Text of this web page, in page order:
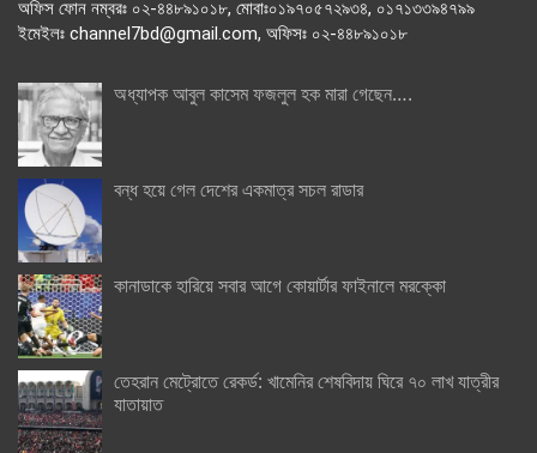
অফিস ফোন নম্বরঃ ০২-৪৪৮৯১০১৮, মোবাঃ০১৯৭০৫৭২৯৩৪, ০১৭১৩৩৯৪৭৯৯
ইমেইলঃ channel7bd@gmail.com, অফিসঃ ০২-৪৪৮৯১০১৮
অধ্যাপক আবুল কাসেম ফজলুল হক মারা গেছেন….
বন্ধ হয়ে গেল দেশের একমাত্র সচল রাডার
কানাডাকে হারিয়ে সবার আগে কোয়ার্টার ফাইনালে মরক্কো
তেহরান মেট্রোতে রেকর্ড: খামেনির শেষবিদায় ঘিরে ৭০ লাখ যাত্রীর
যাতায়াত